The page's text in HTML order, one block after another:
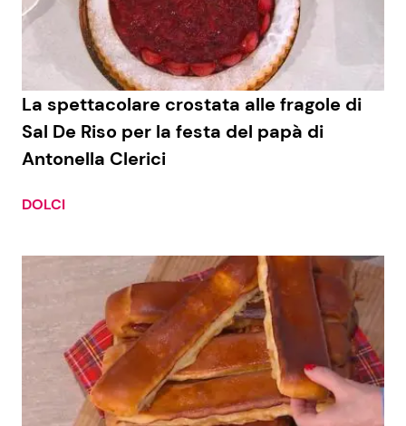
Economia
Persone Scomparse
Politica
Fiction e Serie TV
Programmi TV
Reality e Talent
News Musica
News Spettacolo
News dal mondo
La spettacolare crostata alle fragole di
Sal De Riso per la festa del papà di
Antonella Clerici
DOLCI